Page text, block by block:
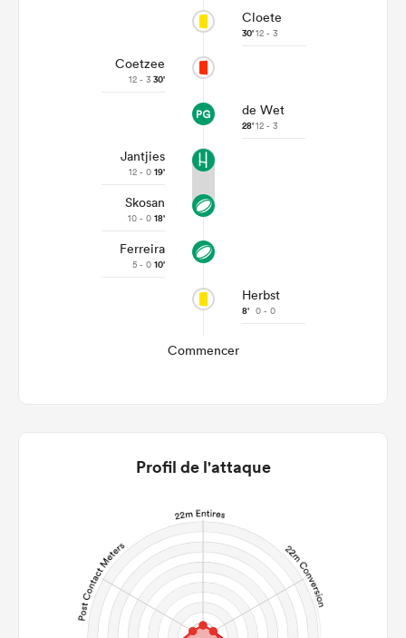
Cloete
30'12 - 3
Coetzee
12 - 3 30'
de Wet
28'12 - 3
Jantjies
12 - 0 19'
Skosan
10 - 0 18'
Ferreira
5 - 0 10'
Herbst
8' 0 - 0
Commencer
Profil de l'attaque